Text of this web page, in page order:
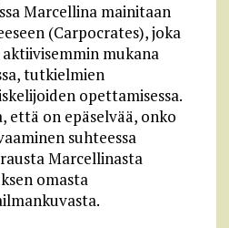
Marcellina mainitaan
(Carpocrates), joka
mukana
tutkielmien
opettamisessa.
että on epäselvää, onko
suhteessa
Marcellinasta
omasta